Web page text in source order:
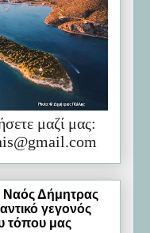
μαζί μας:
Ναός Δήμητρας
γεγονός
τόπου μας